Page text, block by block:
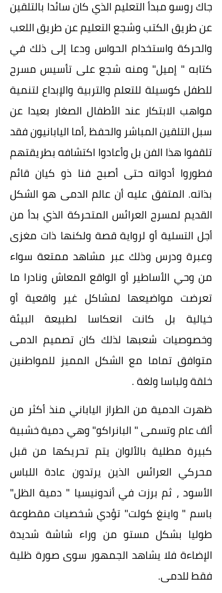
جاك روسو مبدأ التعليم الذي كان سائدا بالتلقين
عن طريق الكتب وشجع التعليم عن طريق اللعب
والحركة واستخدام الحواس ودعا إلى ذلك في
كتابه " إميل" ومنه شجع على تأسيس مسرح
للطفل كوسيلة للتعلم والتربية والإبداع لتنمية
مواهب الابتكار عند الأطفال الصغار بعيدا عن
سبل التلقين المباشر والحفظ ،أما اليابانيون فقد
تلقفوا هذا الفن بل وأعادوا اكتشافه بطريقتهم
فطوروا أدواته حتى أصبح فنا ذو كيان قائم
بذاته. المتفق عليه أن عالم الدمى هو الشكل
القديم لمسرح العرائس المتحركة الذي بدأ من
أجل التسلية أو لرواية قصة ولكنها ذات مغزى
وعبرة ودرس وذلك عبر مشاهد ممتعة سواء
من وحي الأساطير أو الواقع المعاش ونادرا ما
تعرضت مواضيعها لمشاكل غير واقعية أو
خيالية بل كانت انعكاسا لطبيعة البيئة
وخصوصيات شعبها لذلك كان تصميم الدمى
متوافق تماما مع الشكل المميز للمواطنين
خلقة ولباسا ولغة .
ظهرت الدمية من الطراز الياباني منذ أكثر من
ألف عام وتسمى " البانراكو" وهي دمية خشبية
كبيرة مطلية بالألوان يتم تحريكها من قبل
محركي العرائس الذين يرتدون عادة اللباس
الأسود ، ثم برزت في أندونيسيا " دمية الظل"
باسم " واينغ كولت" تؤدي شخصيات مقطوعة
طوليا بشكل مستو من وراء شاشة شديدة
الإضاءة فلا يشاهد الجمهور سوى صورة ظلية
فقط للدمى.